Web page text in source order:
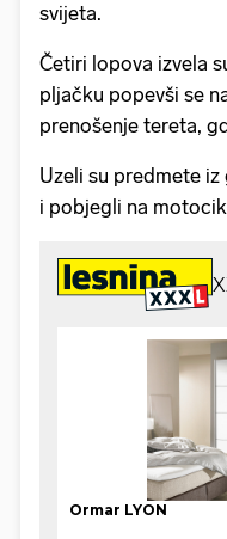
svijeta.
Četiri lopova izvela
pljačku popevši se
prenošenje tereta,
Uzeli su predmete
i pobjegli na